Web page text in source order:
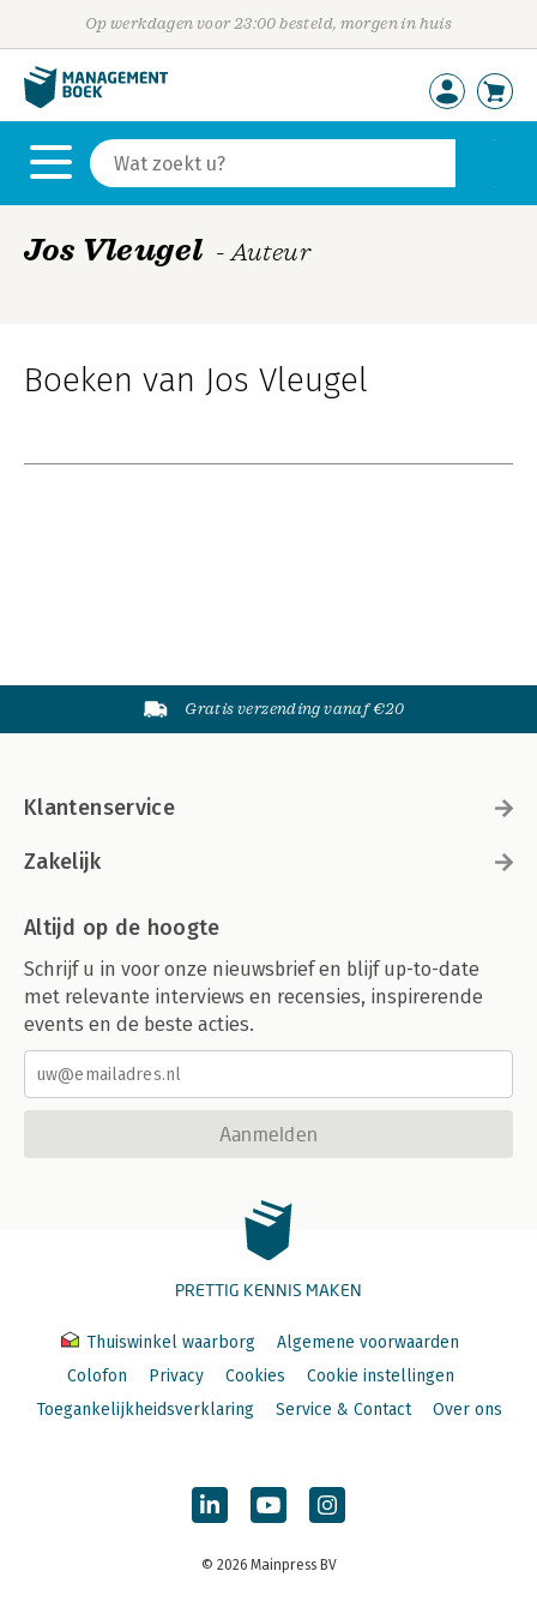
Op werkdagen voor 23:00 besteld, morgen in huis
Jos Vleugel - Auteur
Boeken van Jos Vleugel
Gratis verzending vanaf €20
Klantenservice
Zakelijk
Altijd op de hoogte
Schrijf u in voor onze nieuwsbrief en blijf up-to-date
met relevante interviews en recensies, inspirerende
events en de beste acties.
Aanmelden
PRETTIG KENNIS MAKEN
Thuiswinkel waarborg
Algemene voorwaarden
Colofon
Privacy Cookies
Cookie instellingen
Toegankelijkheidsverklaring
Service & Contact Over ons
© 2026 Mainpress BV